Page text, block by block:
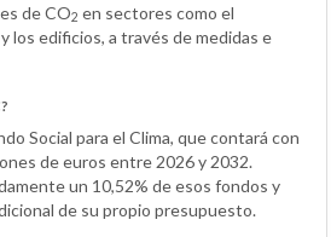
de CO2 en sectores como el
los edificios, a través de medidas e
Social para el Clima, que contará con
de euros entre 2026 y 2032.
un 10,52% de esos fondos y
de su propio presupuesto.